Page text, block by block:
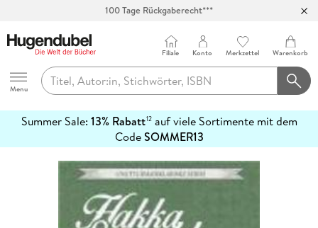
100 Tage Rückgaberecht***
Hugendubel
Menu
Filiale Konto Merkzettel Warenkorb
Summer Sale: 13% Rabatt12auf viele Sortimente mit dem
CodeSOMMER13
erfahren